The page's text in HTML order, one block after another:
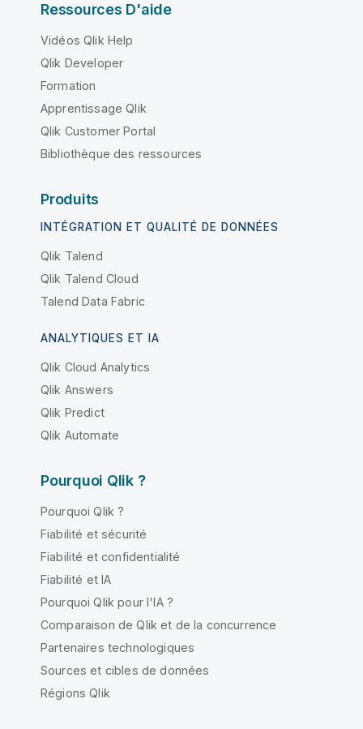
Ressources D'aide
Vidéos Qlik Help
Qlik Developer
Formation
Apprentissage Qlik
Qlik Customer Portal
Bibliothèque des ressources
Produits
INTÉGRATION ET QUALITÉ DE DONNÉES
Qlik Talend
Qlik Talend Cloud
Talend Data Fabric
ANALYTIQUES ET IA
Qlik Cloud Analytics
Qlik Answers
Qlik Predict
Qlik Automate
Pourquoi Qlik ?
Pourquoi Qlik ?
Fiabilité et sécurité
Fiabilité et confidentialité
Fiabilité et IA
Pourquoi Qlik pour l'IA ?
Comparaison de Qlik et de la concurrence
Partenaires technologiques
Sources et cibles de données
Régions Qlik